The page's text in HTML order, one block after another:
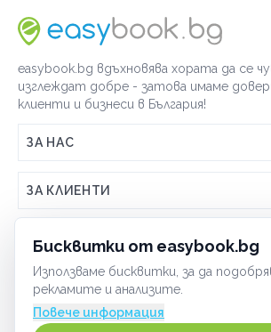
Бисквитки от easybook.bg
Използваме бисквитки, за да
рекламите и анализите.
Повече информация
easybook.bg вдъхновява хората да се
изглеждат добре - затова имаме
клиенти и бизнеси в България!
ЗА НАС
Връзка с easybook.bg
Как работи easybook
Често задавани въпроси
ЗА КЛИЕНТИ
Условия за ползване
GDPR политика
ЗА ТЪРГОВЦИ
Включи бизнеса си
Управлявай ефективно с easybook
ОБЩИ
Бисквитки